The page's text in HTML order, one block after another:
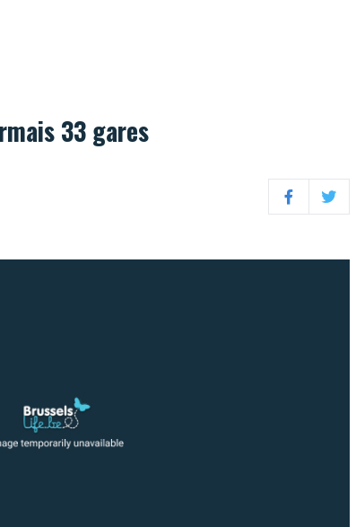
33 gares
FacebookTwitter